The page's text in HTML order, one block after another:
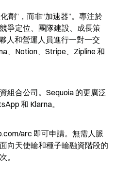
劑”，而非“加速器”。專注於
爭定位、團隊建設、成長策
人和營運人員進行一對一交
、Notion、Stripe、Zipline 和
組合公司。Sequoia 的更廣泛
和 Klarna。
arc 即可申請。無需人脈
向天使輪和種子輪融資階段的
。